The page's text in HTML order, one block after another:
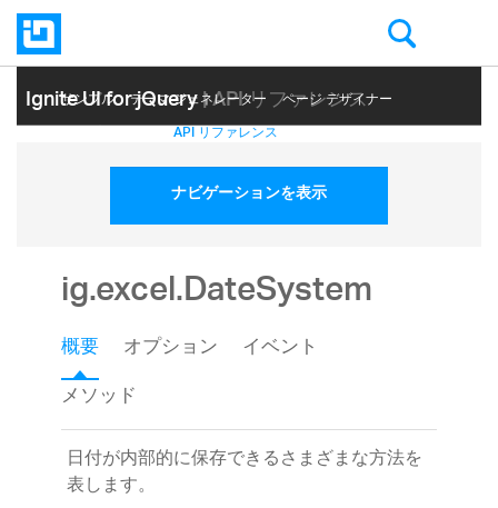
Ignite UI for jQuery| API リファレンス
サンプル テーマ ジェネレーター ページ デザイナー
ヘルプ トピック API リファレンス
ナビゲーションを表示
ig.excel.DateSystem
概要 オプション
イベント
メソッド
日付が内部的に保存できるさまざまな方法を
表します。